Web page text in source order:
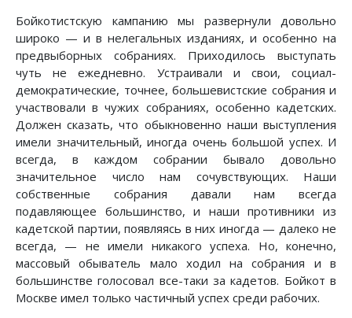
Бойкотистскую кампанию мы развернули довольно
широко — и в нелегальных изданиях, и особенно на
предвыборных собраниях. Приходилось выступать
чуть не ежедневно. Устраивали и свои, социал-
демократические, точнее, большевистские собрания и
участвовали в чужих собраниях, особенно кадетских.
Должен сказать, что обыкновенно наши выступления
имели значительный, иногда очень большой успех. И
всегда, в каждом собрании бывало довольно
значительное число нам сочувствующих. Наши
собственные собрания давали нам всегда
подавляющее большинство, и наши противники из
кадетской партии, появляясь в них иногда — далеко не
всегда, — не имели никакого успеха. Но, конечно,
массовый обыватель мало ходил на собрания и в
большинстве голосовал все-таки за кадетов. Бойкот в
Москве имел только частичный успех среди рабочих.